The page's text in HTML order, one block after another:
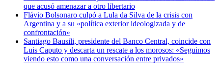
que acusó amenazar a otro libertario
Flávio Bolsonaro culpó a Lula da Silva de la crisis con
Argentina y a su «política exterior ideologizada y de
confrontación»
Santiago Bausili, presidente del Banco Central, coincide con
Luis Caputo y descarta un rescate a los morosos: «Seguimos
viendo esto como una conversación entre privados»